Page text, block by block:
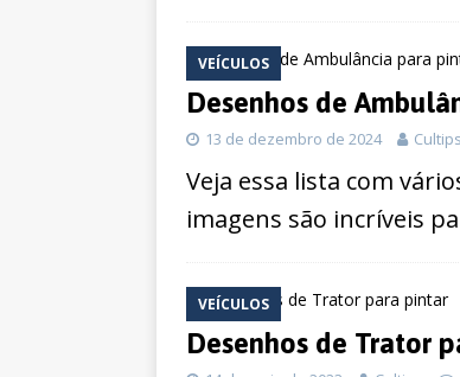
VEÍCULOS
Desenhos de
13 de dezembro de 2024 Cultips
Veja essa lista com
imagens são incríveis
VEÍCULOS
Desenhos de Trator